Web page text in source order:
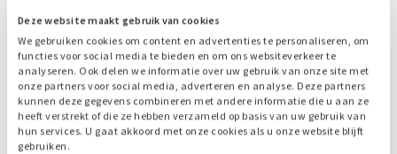
Deze website maakt gebruik van cookies
We gebruiken cookies om content en advertenties te personaliseren, om
functies voor social media te bieden en om ons websiteverkeer te
analyseren. Ook delen we informatie over uw gebruik van onze site met
onze partners voor social media, adverteren en analyse. Deze partners
kunnen deze gegevens combineren met andere informatie die u aan ze
heeft verstrekt of die ze hebben verzameld op basis van uw gebruik van
hun services. U gaat akkoord met onze cookies als u onze website blijft
gebruiken.
11.500 liter brandstoftank